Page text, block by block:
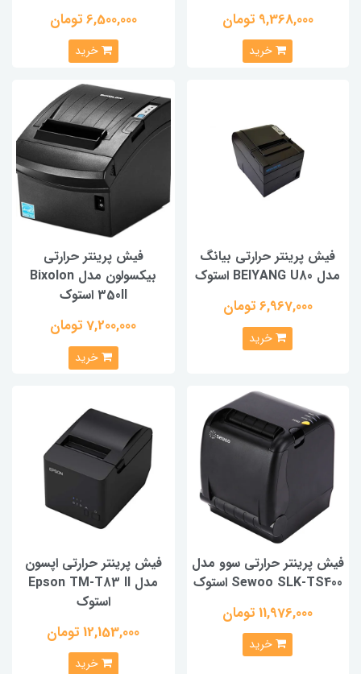
9,368,000 تومان
خرید
6,500,000 تومان
خرید
فیش پرینتر حرارتی بیانگ
مدل BEIYANG U80 استوک
6,967,000 تومان
خرید
فیش پرینتر حرارتی
بیکسولون مدل Bixolon
350II استوک
7,200,000 تومان
خرید
فیش پرینتر حرارتی سوو مدل
Sewoo SLK-TS400 استوک
11,976,000 تومان
خرید
فیش پرینتر حرارتی اپسون
مدل Epson TM-T83 II
استوک
12,153,000 تومان
خرید